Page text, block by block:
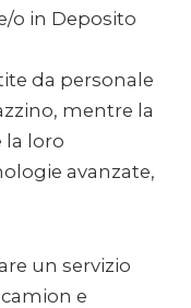
o in Deposito
da personale
mentre la
la loro
avanzate,
un servizio
e